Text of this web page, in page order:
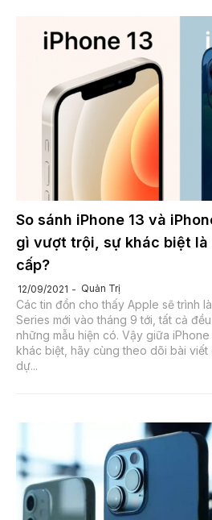
So sánh iPhone 13 và
gì vượt trội, sự khác biệt là
cấp?
12/09/2021 Quản Trị
Các tin đồn cho thấy Apple sẽ trình
Series mới vào tháng 9 tới, tất cả
những mẫu hiện có. Vậy giữa iPhone
khác biệt, hãy cùng theo dõi bài
dự...